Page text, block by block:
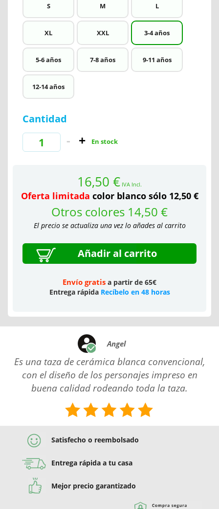
S M L
XL XXL 3-4 años
5-6 años 7-8 años 9-11 años
12-14 años
Cantidad
En stock
16,50 € IVA Incl.
Oferta limitada color blanco sólo 12,50 €
Otros colores 14,50 €
El precio se actualiza una vez lo añades al carrito
Añadir al carrito
Envío gratis a partir de 65€
Entrega rápida Recíbelo en 48 horas
Angel
Es una taza de cerámica blanca convencional,
con el diseño de los personajes impreso en
buena calidad rodeando toda la taza.
Satisfecho o reembolsado
Entrega rápida a tu casa
Mejor precio garantizado